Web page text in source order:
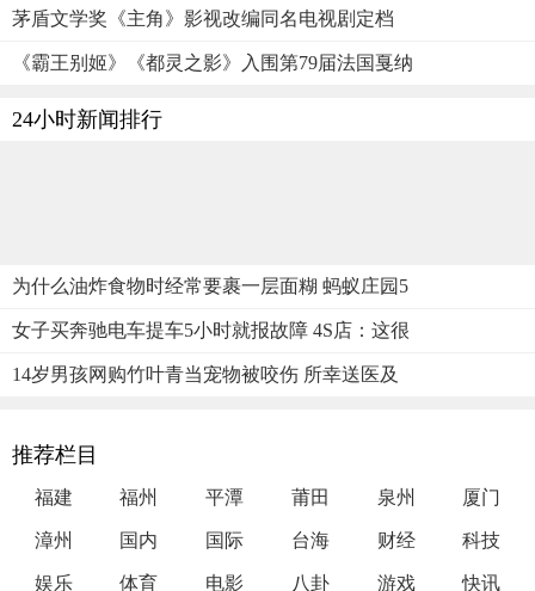
茅盾文学奖《主角》影视改编同名电视剧定档
《霸王别姬》《都灵之影》入围第79届法国戛纳
24小时新闻排行
为什么油炸食物时经常要裹一层面糊 蚂蚁庄园5
女子买奔驰电车提车5小时就报故障 4S店：这很
14岁男孩网购竹叶青当宠物被咬伤 所幸送医及
推荐栏目
福建 福州 平潭 莆田 泉州 厦门
漳州 国内 国际 台海 财经 科技
娱乐 体育 电影 八卦 游戏 快讯